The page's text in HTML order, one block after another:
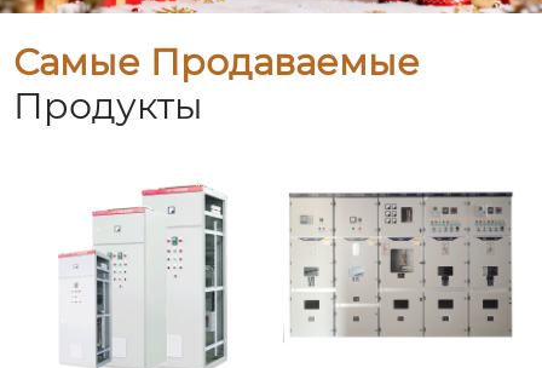
Самые Продаваемые
Продукты